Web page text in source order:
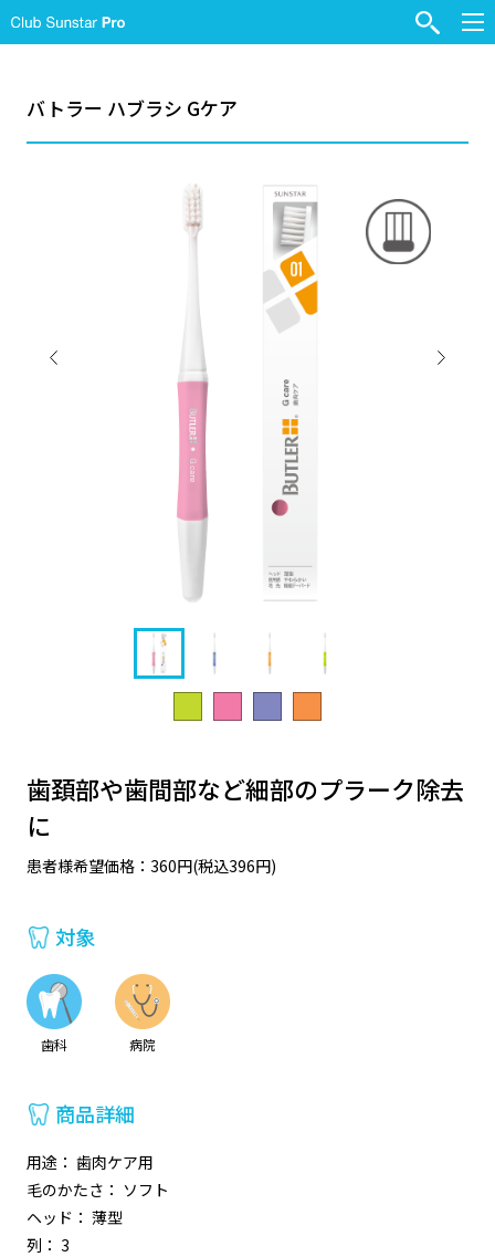
バトラー ハブラシ Gケア
歯頚部や歯間部など細部のプラーク除去
に
患者様希望価格：360円(税込396円)
対象
歯科 病院
商品詳細
用途： 歯肉ケア用
毛のかたさ： ソフト
ヘッド： 薄型
列： 3